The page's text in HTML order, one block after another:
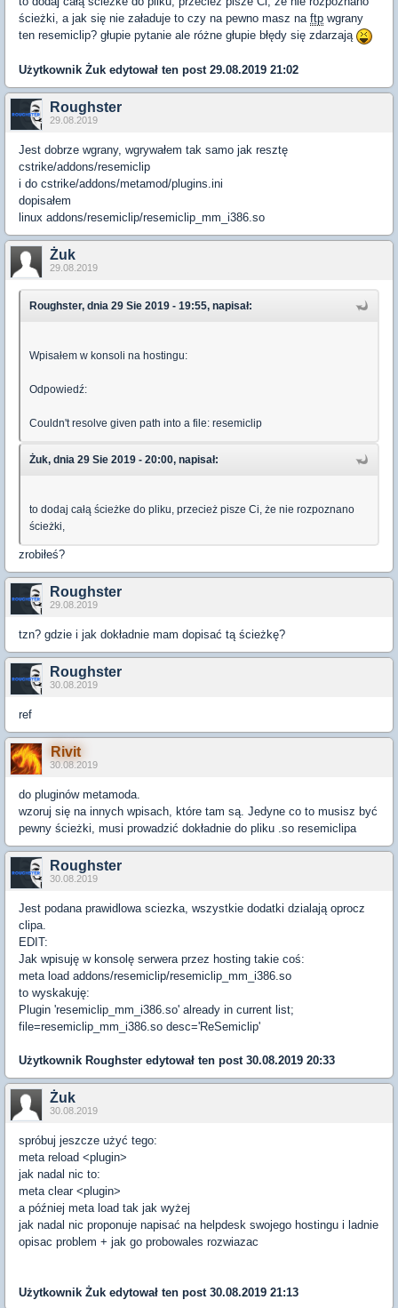
ścieżki, a jak się nie załaduje to czy na pewno masz na ftp wgrany
ten resemiclip? głupie pytanie ale różne głupie błędy się zdarzają
Użytkownik Żuk edytował ten post 29.08.2019 21:02
Roughster
29.08.2019
Jest dobrze wgrany, wgrywałem tak samo jak resztę
cstrike/addons/resemiclip
i do cstrike/addons/metamod/plugins.ini
dopisałem
linux addons/resemiclip/resemiclip_mm_i386.so
Żuk
29.08.2019
Roughster, dnia 29 Sie 2019 - 19:55, napisał:
Wpisałem w konsoli na hostingu:
Odpowiedź:
Couldn't resolve given path into a file: resemiclip
Żuk, dnia 29 Sie 2019 - 20:00, napisał:
to dodaj całą ścieżke do pliku, przecież pisze Ci, że nie rozpoznano
ścieżki,
zrobiłeś?
Roughster
29.08.2019
tzn? gdzie i jak dokładnie mam dopisać tą ścieżkę?
Roughster
30.08.2019
ref
Rivit
30.08.2019
do pluginów metamoda.
wzoruj się na innych wpisach, które tam są. Jedyne co to musisz być
pewny ścieżki, musi prowadzić dokładnie do pliku .so resemiclipa
Roughster
30.08.2019
Jest podana prawidlowa sciezka, wszystkie dodatki dzialają oprocz
clipa.
EDIT:
Jak wpisuję w konsolę serwera przez hosting takie coś:
meta load addons/resemiclip/resemiclip_mm_i386.so
to wyskakuję:
Plugin 'resemiclip_mm_i386.so' already in current list;
file=resemiclip_mm_i386.so desc='ReSemiclip'
Użytkownik Roughster edytował ten post 30.08.2019 20:33
Żuk
30.08.2019
spróbuj jeszcze użyć tego:
meta reload <plugin>
jak nadal nic to:
meta clear <plugin>
a później meta load tak jak wyżej
jak nadal nic proponuje napisać na helpdesk swojego hostingu i ladnie
opisac problem + jak go probowales rozwiazac
Użytkownik Żuk edytował ten post 30.08.2019 21:13